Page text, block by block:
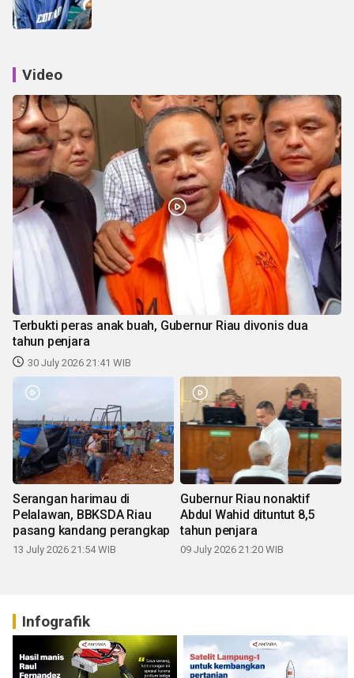
Video
Terbukti peras anak buah, Gubernur Riau divonis dua
tahun penjara
30 July 2026 21:41 WIB
Serangan harimau di
Pelalawan, BBKSDA Riau
pasang kandang perangkap
13 July 2026 21:54 WIB
Gubernur Riau nonaktif
Abdul Wahid dituntut 8,5
tahun penjara
09 July 2026 21:20 WIB
Infografik